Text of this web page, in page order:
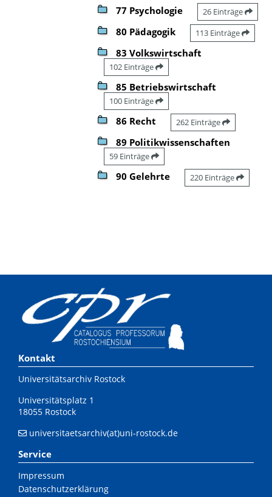
77 Psychologie 26 Einträge
80 Pädagogik 113 Einträge
83 Volkswirtschaft
102 Einträge
85 Betriebswirtschaft
100 Einträge
86 Recht 262 Einträge
89 Politikwissenschaften
59 Einträge
90 Gelehrte 220 Einträge
Kontakt
Universitätsarchiv Rostock
Universitätsplatz 1
18055 Rostock
universitaetsarchiv(at)uni-rostock.de
Service
Impressum
Datenschutzerklärung